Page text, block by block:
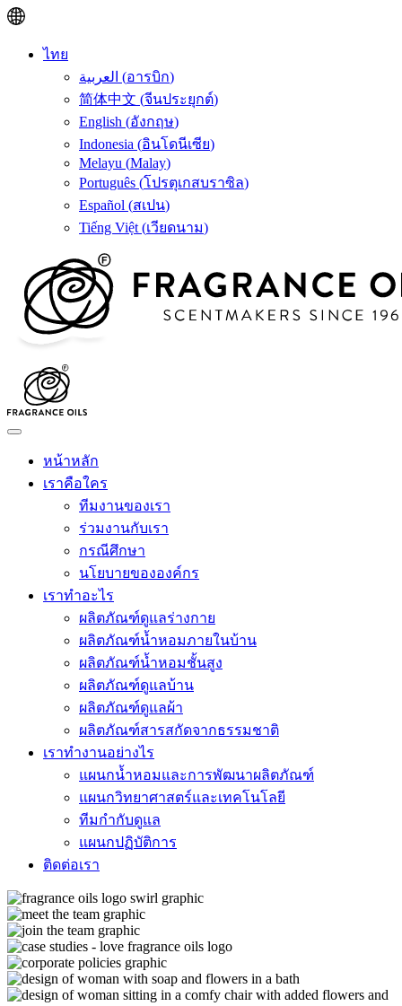
ไทย
العربية (อารบิก)
简体中文 (จีนประยุกต์)
English (อังกฤษ)
Indonesia (อินโดนีเซีย)
Melayu (Malay)
Português (โปรตุเกสบราซิล)
Español (สเปน)
Tiếng Việt (เวียดนาม)
หน้าหลัก
เราคือใคร
ทีมงานของเรา
ร่วมงานกับเรา
กรณีศึกษา
นโยบายขององค์กร
เราทำอะไร
ผลิตภัณฑ์ดูแลร่างกาย
ผลิตภัณฑ์น้ำหอมภายในบ้าน
ผลิตภัณฑ์น้ำหอมชั้นสูง
ผลิตภัณฑ์ดูแลบ้าน
ผลิตภัณฑ์ดูแลผ้า
ผลิตภัณฑ์สารสกัดจากธรรมชาติ
เราทำงานอย่างไร
แผนกน้ำหอมและการพัฒนาผลิตภัณฑ์
แผนกวิทยาศาสตร์และเทคโนโลยี
ทีมกำกับดูแล
แผนกปฏิบัติการ
ติดต่อเรา